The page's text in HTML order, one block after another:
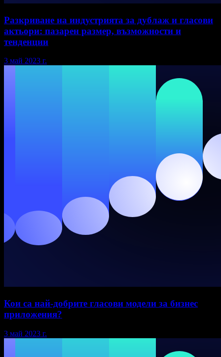
Разкриване на индустрията за дублаж и гласови
актьори: пазарен размер, възможности и
тенденции
3 май 2023 г.
Кои са най-добрите гласови модели за бизнес
приложения?
3 май 2023 г.